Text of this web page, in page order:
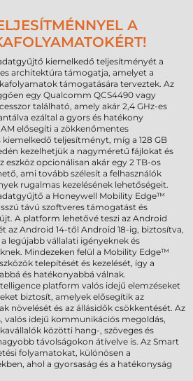
A
kiemelkedő teljesítményét a
architektúra támogatja, amelyet a
támogatására terveztek. Az
egy Qualcomm QCS4490 vagy
található, amely akár 2,4 GHz-es
ezáltal a gyors és hatékony
elősegíti a zökkenőmentes
teljesítményt, míg a 128 GB
kezelhetjük a nagyméretű fájlokat és
eszköz opcionálisan akár egy 2 TB-os
ami tovább szélesít a felhasználók
rugalmas kezelésének lehetőségeit.
a Honeywell Mobility Edge™
távú szoftveres támogatást és
A platform lehetővé teszi az Android
az Android 14-től Android 18-ig, biztosítva,
legújabb vállalati igényeknek és
Mindezeken felül a Mobility Edge™
telepítését és kezelését, így a
és hatékonyabbá válnak.
platform valós idejű elemzéseket
biztosít, amelyek elősegítik az
növelését és az állásidők csökkentését. Az
valós idejű kommunikációs megoldás,
közötti hang-, szöveges és
távolságokon átívelve is. Az Smart
folyamatokat, különösen a
ahol a gyorsaság és a hatékonyság